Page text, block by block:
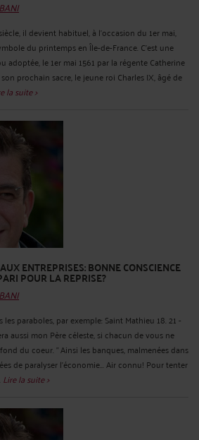
il devient habituel, à l'occasion du 1er mai,
du printemps en Île-de-France. C'est une
adoptée, le 1er mai 1561 par la régente Catherine
prochain sacre, le jeune roi Charles IX, âgé de
la suite >
ENTREPRISES: BONNE CONSCIENCE
POUR LA REPRISE?
paraboles, par exemple: Saint Mathieu 18. 21 -
aussi mon Père céleste, si chacun de vous ne
du coeur. " Ainsi les banques, malmenées dans
de paralyser l'économie... Air connu! Pour tenter
Lire la suite >